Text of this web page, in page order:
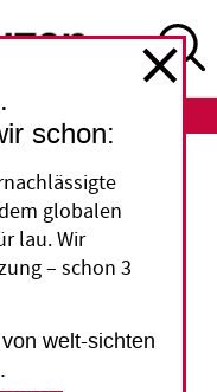
ABO
länger
genug davon,
zu
schon:
globalen
lau. Wir
– schon 3
welt-sichten